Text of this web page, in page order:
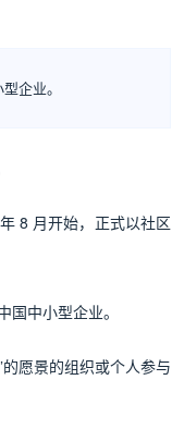
企业。
8 月开始，正式以社区
中小型企业。
愿景的组织或个人参与